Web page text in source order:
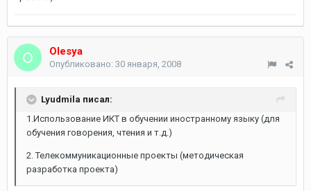
Olesya
Опубликовано: 30 января, 2008
Lyudmila писал:
1.Использование ИКТ в обучении иностранному языку (для
обучения говорения, чтения и т.д.)
2. Телекоммуникационные проекты (методическая
разработка проекта)